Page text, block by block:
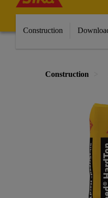
Construction
Construction